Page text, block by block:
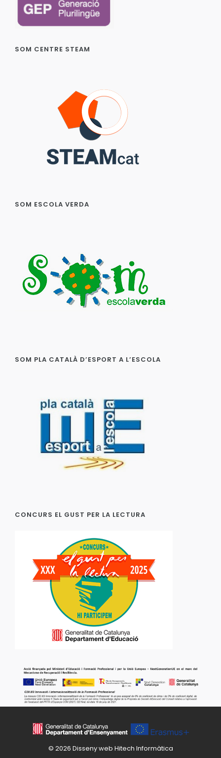
SOM CENTRE STEAM
SOM ESCOLA VERDA
SOM PLA CATALÀ D’ESPORT A L’ESCOLA
CONCURS EL GUST PER LA LECTURA
© 2026 Disseny web Hitech Informàtica